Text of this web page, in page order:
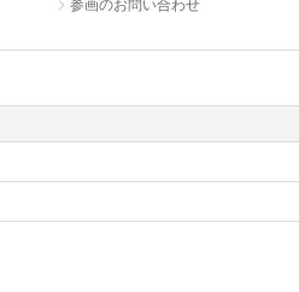
参画のお問い合わせ